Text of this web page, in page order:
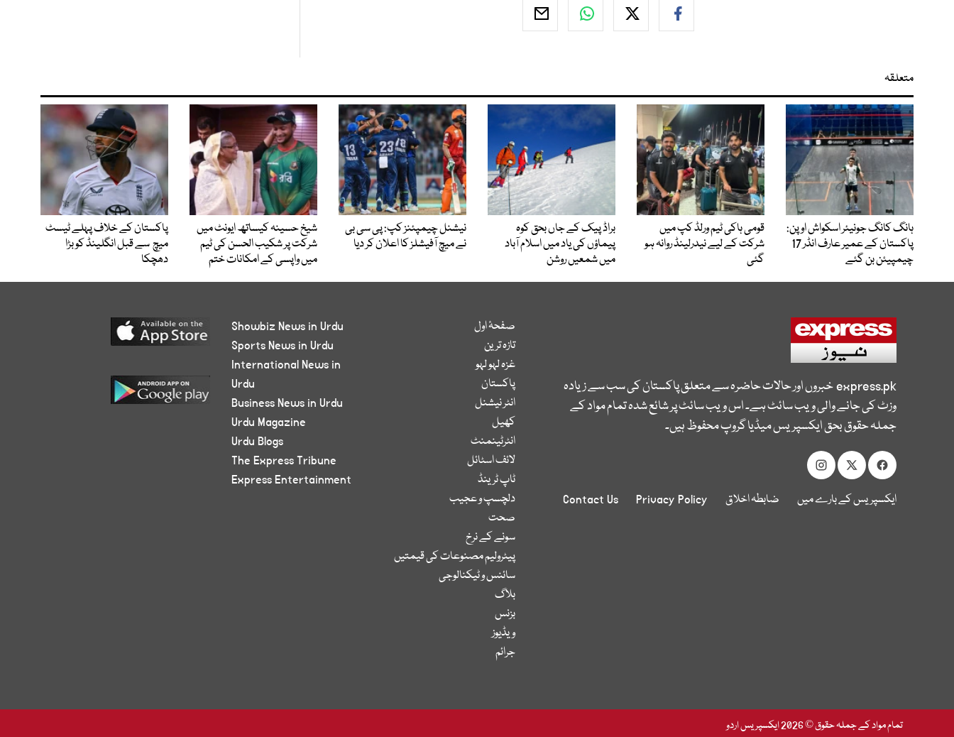
متعلقہ
ہانگ کانگ جونیئر اسکواش اوپن:
پاکستان کے عمیر عارف انڈر 17
چیمپیئن بن گئے
قومی ہاکی ٹیم ورلڈ کپ میں
شرکت کے لیے نیدرلینڈ روانہ ہو
گئی
براڈ پیک کے جاں بحق کوہ
پیماؤں کی یاد میں اسلام آباد
میں شمعیں روشن
نیشنل چیمپئنز کپ: پی سی بی
نے میچ آفیشلز کا اعلان کر دیا
شیخ حسینہ کیساتھ ایونٹ میں
شرکت پر شکیب الحسن کی ٹیم
میں واپسی کے امکانات ختم
پاکستان کے خلاف پہلے ٹیسٹ
میچ سے قبل انگلینڈ کو بڑا
دھچکا
express.pkخبروں اور حالات حاضرہ سے متعلق پاکستان کی سب سے زیادہ
وزٹ کی جانے والی ویب سائٹ ہے۔ اس ویب سائٹ پر شائع شدہ تمام مواد کے
جملہ حقوق بحق ایکسپریس میڈیا گروپ محفوظ ہیں۔
ایکسپریس کے بارے میں ضابطہ اخلاق Privacy Policy
Contact Us
صفحۂ اول
تازہ ترین
غزہ لہو لہو
پاکستان
انٹر نیشنل
کھیل
انٹرٹینمنٹ
لائف اسٹائل
ٹاپ ٹرینڈ
دلچسپ و عجیب
صحت
سونے کے نرخ
پیٹرولیم مصنوعات کی قیمتیں
سائنس و ٹیکنالوجی
بلاگ
بزنس
ویڈیوز
جرائم
Showbiz News in Urdu
Sports News in Urdu
International News in
Urdu
Business News in Urdu
Urdu Magazine
Urdu Blogs
The Express Tribune
Express Entertainment
تمام مواد کے جملہ حقوق © 2026 ایکسپریس اردو